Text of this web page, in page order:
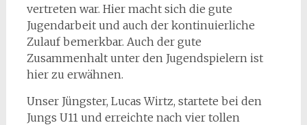
vertreten war. Hier macht sich die gute
Jugendarbeit und auch der kontinuierliche
Zulauf bemerkbar. Auch der gute
Zusammenhalt unter den Jugendspielern ist
hier zu erwähnen.
Unser Jüngster, Lucas Wirtz, startete bei den
Jungs U11 und erreichte nach vier tollen